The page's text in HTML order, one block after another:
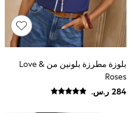
Baker by Ted Baker
Boden
Lipsy
Love & Roses
Monsoon
SCHOOWEAR
All Boys Schoolwear
بلوزة مطرزة بلونين من Love &
Roses